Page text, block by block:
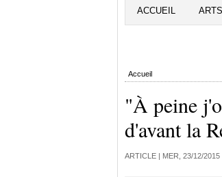
ACCUEIL ARTS
Accueil
"À peine
d'avant la
ARTICLE | MER, 23/12/2015